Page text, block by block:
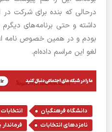
درحالی که بنده برای شرکت در
داشته و حتی برنامه‌های
بودم و در همین خصوص نامه
لغو این مراسم داده‌ام.
دانشگاه فرهنگیان , انتخابات
نامزدهای انتخابات , فرماندار